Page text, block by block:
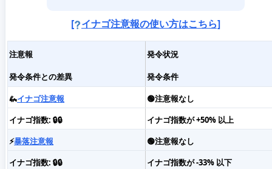
[ イナゴ注意報の使い方はこちら]
注意報 発令状況
発令条件との差異
発令条件
🦗イナゴ注意報
🟢注意報なし
イナゴ指数: 🔒🔒
イナゴ指数が +50% 以上
⚡️暴落注意報
🟢注意報なし
イナゴ指数: 🔒🔒
イナゴ指数が -33% 以下